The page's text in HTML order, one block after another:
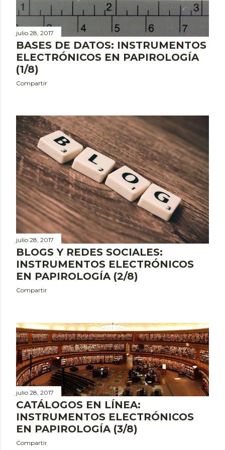
julio 28, 2017
BASES DE DATOS: INSTRUMENTOS
ELECTRÓNICOS EN PAPIROLOGÍA
(1/8)
Compartir
julio 28, 2017
BLOGS Y REDES SOCIALES:
INSTRUMENTOS ELECTRÓNICOS
EN PAPIROLOGÍA (2/8)
Compartir
julio 28, 2017
CATÁLOGOS EN LÍNEA:
INSTRUMENTOS ELECTRÓNICOS
EN PAPIROLOGÍA (3/8)
Compartir